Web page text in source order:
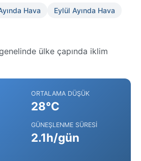
Hava
Eylül Ayında Hava
ülke çapında iklim
ORTALAMA DÜŞÜK
28°C
GÜNEŞLENME SÜRESI
2.1h/gün